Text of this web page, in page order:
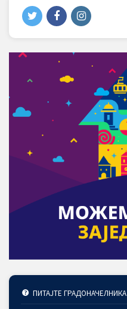
ПИТАЈТЕ ГРАДОНАЧЕЛНИКА